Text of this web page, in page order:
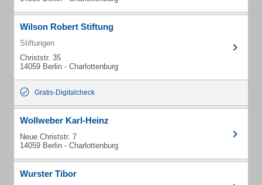
Wilson Robert Stiftung
Stiftungen
Christstr. 35
14059 Berlin - Charlottenburg
Gratis-Digitalcheck
Wollweber Karl-Heinz
Neue Christstr. 7
14059 Berlin - Charlottenburg
Wurster Tibor